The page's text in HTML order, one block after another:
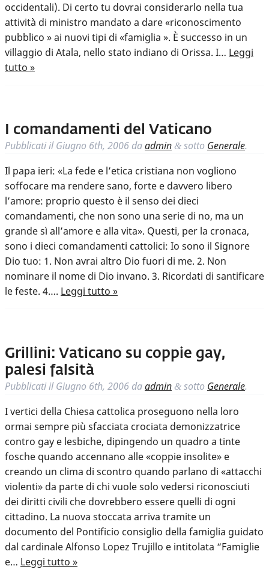
occidentali). Di certo tu dovrai considerarlo nella tua
attività di ministro mandato a dare «riconoscimento
pubblico » ai nuovi tipi di «famiglia ». È successo in un
villaggio di Atala, nello stato indiano di Orissa. I… Leggi
tutto »
I comandamenti del Vaticano
Pubblicati ilGiugno 6th, 2006 daadmin & sotto Generale.
Il papa ieri: «La fede e l’etica cristiana non vogliono
soffocare ma rendere sano, forte e davvero libero
l’amore: proprio questo è il senso dei dieci
comandamenti, che non sono una serie di no, ma un
grande sì all’amore e alla vita». Questi, per la cronaca,
sono i dieci comandamenti cattolici: Io sono il Signore
Dio tuo: 1. Non avrai altro Dio fuori di me. 2. Non
nominare il nome di Dio invano. 3. Ricordati di santificare
le feste. 4…. Leggi tutto »
Grillini: Vaticano su coppie gay,
palesi falsità
Pubblicati ilGiugno 6th, 2006 daadmin & sotto Generale.
I vertici della Chiesa cattolica proseguono nella loro
ormai sempre più sfacciata crociata demonizzatrice
contro gay e lesbiche, dipingendo un quadro a tinte
fosche quando accennano alle «coppie insolite» e
creando un clima di scontro quando parlano di «attacchi
violenti» da parte di chi vuole solo vedersi riconosciuti
dei diritti civili che dovrebbero essere quelli di ogni
cittadino. La nuova stoccata arriva tramite un
documento del Pontificio consiglio della famiglia guidato
dal cardinale Alfonso Lopez Trujillo e intitolata “Famiglie
e… Leggi tutto »